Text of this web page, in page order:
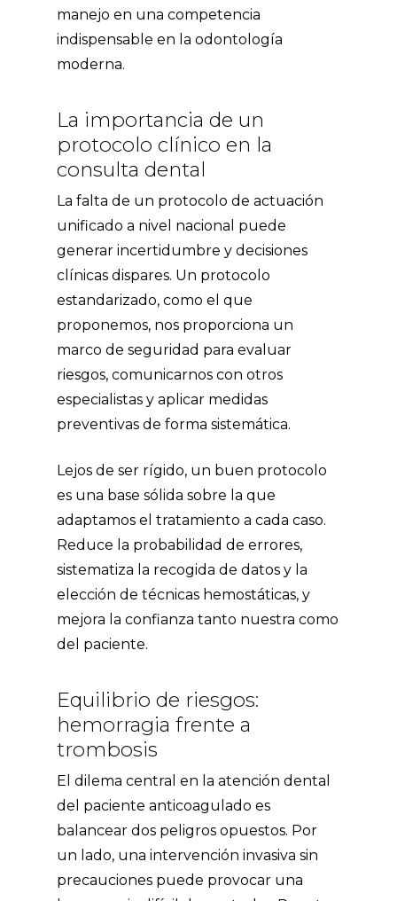
manejo en una competencia
indispensable en la odontología
moderna.
La importancia de un
protocolo clínico en la
consulta dental
La falta de un protocolo de actuación
unificado a nivel nacional puede
generar incertidumbre y decisiones
clínicas dispares. Un protocolo
estandarizado, como el que
proponemos, nos proporciona un
marco de seguridad para evaluar
riesgos, comunicarnos con otros
especialistas y aplicar medidas
preventivas de forma sistemática.
Lejos de ser rígido, un buen protocolo
es una base sólida sobre la que
adaptamos el tratamiento a cada caso.
Reduce la probabilidad de errores,
sistematiza la recogida de datos y la
elección de técnicas hemostáticas, y
mejora la confianza tanto nuestra como
del paciente.
Equilibrio de riesgos:
hemorragia frente a
trombosis
El dilema central en la atención dental
del paciente anticoagulado es
balancear dos peligros opuestos. Por
un lado, una intervención invasiva sin
precauciones puede provocar una